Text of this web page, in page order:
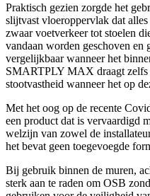
Praktisch gezien zorgde het
slijtvast vloeroppervlak dat
zwaar voetverkeer tot stoelen
vandaan worden geschoven
vergelijkbaar wanneer het
SMARTPLY MAX draagt zelfs
stootvastheid wanneer het op
Met het oog op de recente
een product dat is vervaardigd
welzijn van zowel de
het bevat geen toegevoegde
Bij gebruik binnen de muren,
sterk aan te raden om OSB